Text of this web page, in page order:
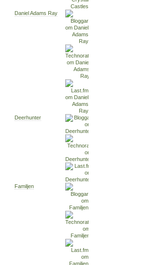
Daniel Adams Ray
Deerhunter
Familjen